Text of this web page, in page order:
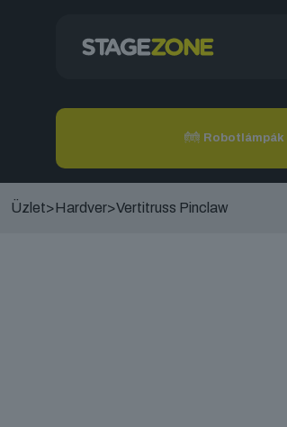
Robotlámpák
Üzlet>Hardver>Vertitruss Pinclaw